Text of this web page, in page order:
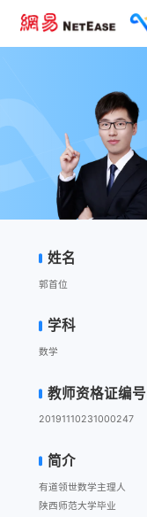
姓名
郭首位
学科
数学
教师资格证编号
20191110231000247
简介
有道领世数学主理人
陕西师范大学毕业